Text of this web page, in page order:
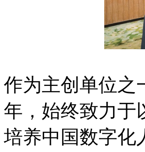
作为主创单位之
年，始终致力于
培养中国数字化